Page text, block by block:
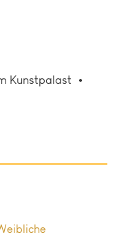
Kunstpalast